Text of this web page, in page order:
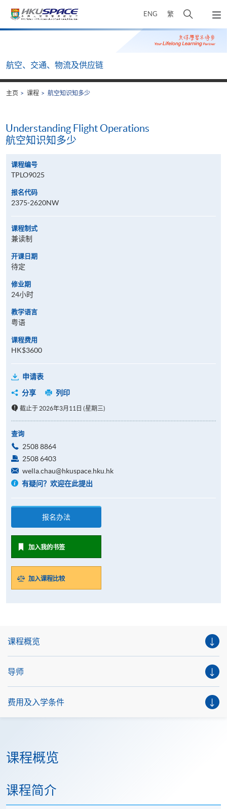
ENG 繁
开
搜
寻
面
弹
出
主
Main
航空、交通、物流及供应链
主页 课程 航空知识知多少
Understanding Flight Operations
航空知识知多少
课程编号
TPLO9025
报名代码
2375-2620NW
课程制式
兼读制
开课日期
待定
修业期
24小时
教学语言
粤语
课程费用
HK$3600
申请表
分享
列印
截止于 2026年3月11日 (星期三)
查询
2508 8864
2508 6403
wella.chau@hkuspace.hku.hk
有疑问？欢迎在此提出
报名办法
加入我的书签
加入课程比较
课程概览
导师
费用及入学条件
课程概览
课程简介